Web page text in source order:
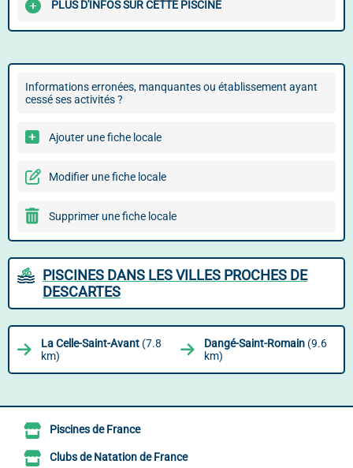
PLUS D'INFOS SUR CETTE PISCINE
Informations erronées, manquantes ou établissement ayant
cessé ses activités ?
Ajouter une fiche locale
Modifier une fiche locale
Supprimer une fiche locale
PISCINES DANS LES VILLES PROCHES DE
DESCARTES
La Celle-Saint-Avant (7.8
km)
Dangé-Saint-Romain (9.6
km)
Piscines de France
Clubs de Natation de France